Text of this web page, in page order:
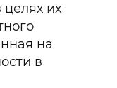
целях их
на
в